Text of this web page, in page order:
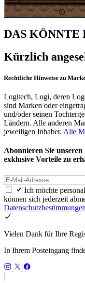
DAS KÖNNTE
Kürzlich
Rechtliche Hinweise zu
Logitech, Logi, deren
sind Marken oder
und/oder seinen
Ländern. Alle anderen
jeweiligen Inhaber. Alle
Abonnieren Sie
exklusive Vorteile zu
Ich möchte
können sich jederzeit
Vielen Dank für Ihre
In Ihrem Posteingang